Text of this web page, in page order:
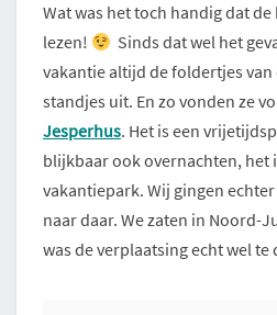
Wat was het toch handig dat
lezen!
Sinds dat wel het
vakantie altijd de foldertjes
standjes uit. En zo vonden ze
Jesperhus. Het is een
blijkbaar ook overnachten, het
vakantiepark. Wij gingen
naar daar. We zaten in Noord-
was de verplaatsing echt wel te